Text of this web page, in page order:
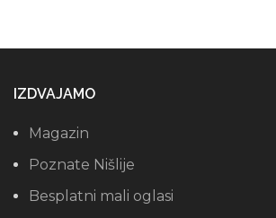
IZDVAJAMO
Magazin
Poznate Nišlije
Besplatni mali oglasi